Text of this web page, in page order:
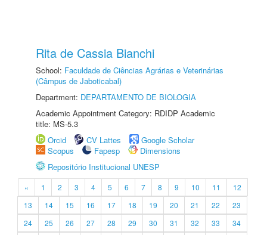
Rita de Cassia Bianchi
School: Faculdade de Ciências Agrárias e Veterinárias
(Câmpus de Jaboticabal)
Department: DEPARTAMENTO DE BIOLOGIA
Academic Appointment Category: RDIDP Academic
title: MS-5.3
Orcid
CV Lattes
Google Scholar
Scopus
Fapesp
Dimensions
Repositório Institucional UNESP
« 1 2 3 4 5 6 7 8 9 10 11
12
13
14 15 16 17 18 19 20 21 22
23
24
25 26 27 28 29 30 31 32 33
34